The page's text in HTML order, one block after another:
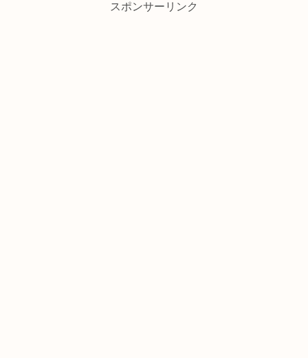
スポンサーリンク